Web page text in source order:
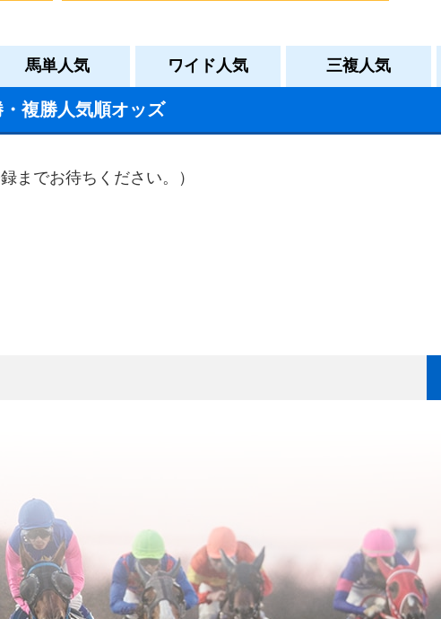
馬単人気 ワイド人気 三複人気
・複勝人気順オッズ
録までお待ちください。）